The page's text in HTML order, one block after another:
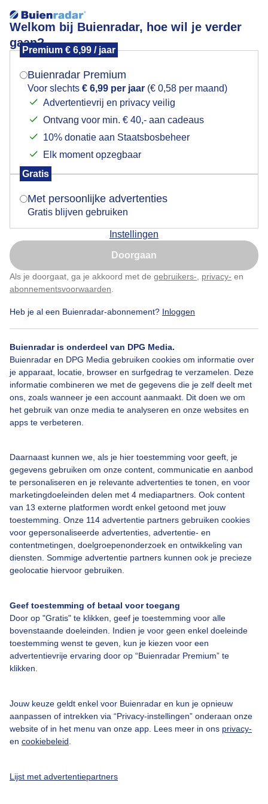
Welkom bij Buienradar, hoe wil je verder
gaan?
Premium € 6,99 / jaar
Buienradar Premium
Voor slechts € 6,99 per jaar (€ 0,58 per maand)
Advertentievrij en privacy veilig
Ontvang voor min. € 40,- aan cadeaus
10% donatie aan Staatsbosbeheer
Elk moment opzegbaar
Gratis
Met persoonlijke advertenties
Gratis blijven gebruiken
Instellingen
Doorgaan
Als je doorgaat, ga je akkoord met de gebruikers- privacy- en
abonnementsvoorwaarden
Heb je al een Buienradar-abonnement? Inloggen
Buienradar is onderdeel van DPG Media.
Buienradar en DPG Media gebruiken cookies om informatie over
je apparaat, locatie, browser en surfgedrag te verzamelen. Deze
informatie combineren we met de gegevens die je zelf deelt met
ons, zoals wanneer je een account aanmaakt. Dit doen we om
het gebruik van onze media te analyseren en onze websites en
apps te verbeteren.
Daarnaast kunnen we, als je hier toestemming voor geeft, je
gegevens gebruiken om onze content, communicatie en aanbod
te personaliseren en je relevante advertenties te tonen, en voor
marketingdoeleinden delen met 4 mediapartners. Ook content
van 13 externe platformen wordt enkel getoond met jouw
toestemming. Onze 114 advertentie partners gebruiken cookies
voor gepersonaliseerde advertenties, advertentie- en
contentmetingen, doelgroepenonderzoek en ontwikkeling van
diensten. Sommige advertentie partners kunnen ook je precieze
geolocatie hiervoor gebruiken.
Geef toestemming of betaal voor toegang
Door op "Gratis" te klikken, geef je toestemming voor alle
bovenstaande doeleinden. Indien je voor geen enkel doeleinde
toestemming wenst te geven, kun je kiezen voor een
advertentievrije ervaring door op “Buienradar Premium” te
klikken.
Jouw keuze geldt enkel voor Buienradar en kun je opnieuw
aanpassen of intrekken via “Privacy-instellingen” onderaan onze
website of in het menu van onze app. Lees meer in ons privacy-
en cookiebeleid
Lijst met advertentiepartners
Nog niet helemaal wolkenloos
Hier in noord. Zoals je ziet ligt er laag een
wolkenrand.
Door: Christine Weston Gemaakt: 19-06-2025, 31x bekeken
Natuur Zon Wolken
Bekijk slideshow
Een moment geduld aub...
Bedrijfsgegevens
Veelgestelde vragen
Contact
Gebruikersvoorwaarden
Adverteren
Mogen we je locatie gebruiken voor het
Indien je hier nog geen akkoord op hebt gegeven,
verschijnt er zo een pop-up uit je browser waarin
Is goed, toon de popup
Nu niet, misschien later
Klik hierom dit aan te passen